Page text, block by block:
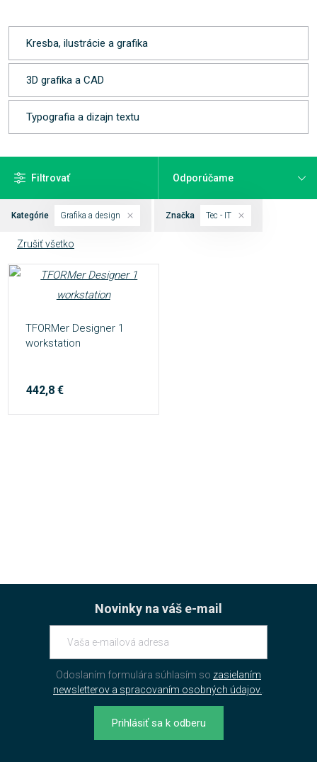
Kresba, ilustrácie a grafika
3D grafika a CAD
Typografia a dizajn textu
Filtrovať
Kategórie Grafika a design Značka Tec - IT
Zrušiť všetko
TFORMer Designer 1
workstation
442,8 €
Novinky na váš e-mail
Odoslaním formulára súhlasím so zasielaním
newsletterov a spracovaním osobných údajov.
Prihlásiť sa k odberu